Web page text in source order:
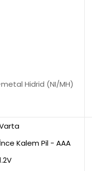
Hidrid (NI/MH)
İnce Kalem Pil - AAA